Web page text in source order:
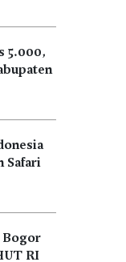
5.000,
Safari
Bogor
RI